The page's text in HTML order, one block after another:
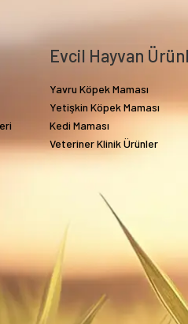
Evcil Hayvan
Yavru Köpek Maması
Yetişkin Köpek Maması
Kedi Maması
Veteriner Klinik Ürünler